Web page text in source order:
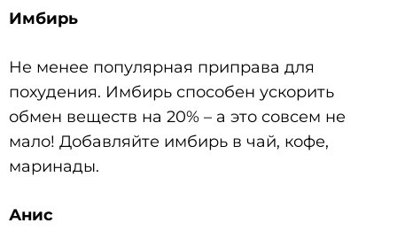
Имбирь
Не менее популярная приправа для
похудения. Имбирь способен ускорить
обмен веществ на 20% – а это совсем не
мало! Добавляйте имбирь в чай, кофе,
маринады.
Анис